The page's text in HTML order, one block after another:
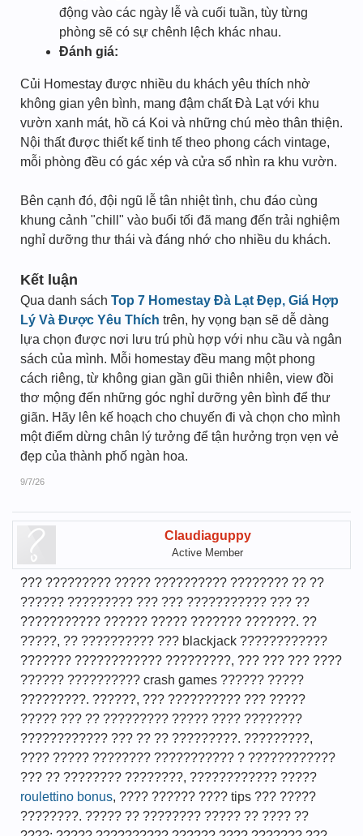
động vào các ngày lễ và cuối tuần, tùy từng
phòng sẽ có sự chênh lệch khác nhau.
Đánh giá:
Củi Homestay được nhiều du khách yêu thích nhờ
không gian yên bình, mang đậm chất Đà Lạt với khu
vườn xanh mát, hồ cá Koi và những chú mèo thân thiện.
Nội thất được thiết kế tinh tế theo phong cách vintage,
mỗi phòng đều có gác xép và cửa sổ nhìn ra khu vườn.
Bên cạnh đó, đội ngũ lễ tân nhiệt tình, chu đáo cùng
khung cảnh "chill" vào buổi tối đã mang đến trải nghiệm
nghỉ dưỡng thư thái và đáng nhớ cho nhiều du khách.
Kết luận
Qua danh sách Top 7 Homestay Đà Lạt Đẹp, Giá Hợp
Lý Và Được Yêu Thích trên, hy vọng bạn sẽ dễ dàng
lựa chọn được nơi lưu trú phù hợp với nhu cầu và ngân
sách của mình. Mỗi homestay đều mang một phong
cách riêng, từ không gian gần gũi thiên nhiên, view đồi
thơ mộng đến những góc nghỉ dưỡng yên bình để thư
giãn. Hãy lên kế hoạch cho chuyến đi và chọn cho mình
một điểm dừng chân lý tưởng để tận hưởng trọn vẹn vẻ
đẹp của thành phố ngàn hoa.
9/7/26
Claudiaguppy
Active Member
??? ????????? ????? ?????????? ???????? ?? ??
?????? ????????? ??? ??? ??????????? ??? ??
??????????? ?????? ????? ??????? ???????. ??
?????, ?? ?????????? ??? blackjack ????????????
??????? ???????????? ?????????, ??? ??? ??? ????
?????? ?????????? crash games ?????? ?????
?????????. ??????, ??? ?????????? ??? ?????
????? ??? ?? ????????? ????? ???? ????????
???????????? ??? ?? ?? ?????????. ?????????,
???? ????? ???????? ??????????? ? ????????????
??? ?? ???????? ????????, ???????????? ?????
roulettino bonus, ???? ?????? ???? tips ??? ?????
????????. ????? ?? ???????? ????? ?? ???? ??